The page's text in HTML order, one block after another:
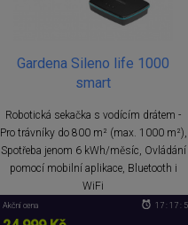
Gardena Sileno life 1000
smart
Robotická sekačka s vodícím drátem -
Pro trávníky do 800 m² (max. 1000 m²),
Spotřeba jenom 6 kWh/měsíc, Ovládání
pomocí mobilní aplikace, Bluetooth i
WiFi
Akční cena 17 : 17 :